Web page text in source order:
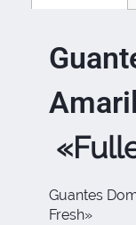
Guantes
Fresh»